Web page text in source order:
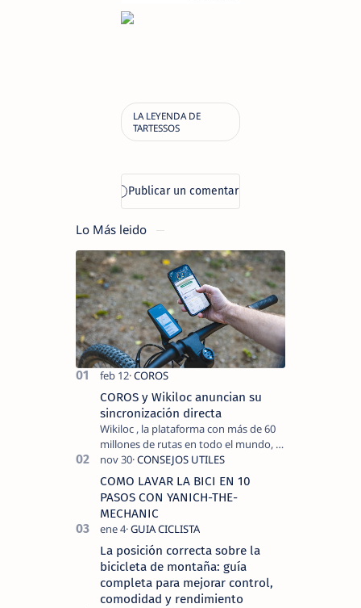
Lo Más leido
COROS y Wikiloc anuncian su
sincronización directa
Wikiloc , la plataforma con más de 60
millones de rutas en todo el mundo, y
COROS , marca de dispositivos GPS
reconocida mundialmente por su
tecnolo…
COMO LAVAR LA BICI EN 10
PASOS CON YANICH-THE-
MECHANIC
La posición correcta sobre la
bicicleta de montaña: guía
completa para mejorar control,
comodidad y rendimiento